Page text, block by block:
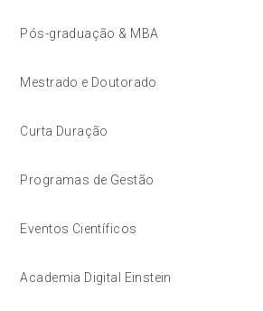
Pós-graduação & MBA
Mestrado e Doutorado
Curta Duração
Programas de Gestão
Eventos Científicos
Academia Digital Einstein